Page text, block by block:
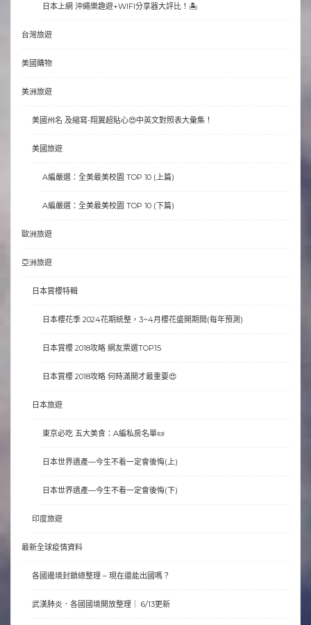
日本上網 沖繩樂趣遊+WIFI分享器大評比！🏝
台灣旅遊
美國購物
美洲旅遊
美國州名 及縮寫-翔翼超貼心😍中英文對照表大彙集！
美國旅遊
A編嚴選：全美最美校園 TOP 10 (上篇)
A編嚴選：全美最美校園 TOP 10 (下篇)
歐洲旅遊
亞洲旅遊
日本賞櫻特輯
日本櫻花季 2024花期統整，3~4月櫻花盛開期間(每年預測)
日本賞櫻 2018攻略 網友票選TOP15
日本賞櫻 2018攻略 何時滿開才最重要😍
日本旅遊
東京必吃 五大美食：A編私房名單📜
日本世界遺產—今生不看一定會後悔(上)
日本世界遺產—今生不看一定會後悔(下)
印度旅遊
最新全球疫情資料
各國邊境封鎖總整理 – 現在還能出國嗎？
武漢肺炎．各國國境開放整理｜ 6/13更新